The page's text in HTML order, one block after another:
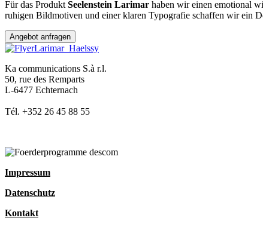
Für das Produkt Seelenstein Larimar haben wir einen emotional
ruhigen Bildmotiven und einer klaren Typografie schaffen wir ein
Angebot anfragen
Ka communications S.à r.l.
50, rue des Remparts
L-6477 Echternach
Tél. +352 26 45 88 55
Impressum
Datenschutz
Kontakt